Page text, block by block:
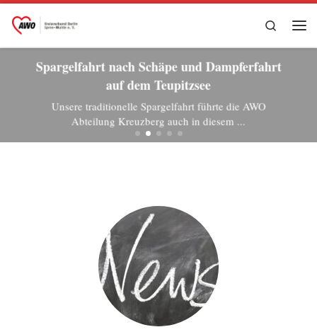
Zum Inhalt springen
Search
Spargelfahrt nach Schäpe und Dampferfahrt
auf dem Teupitzsee
Unsere traditionelle Spargelfahrt führte die AWO
Abteilung Kreuzberg auch in diesem ...
WEITERLESEN »